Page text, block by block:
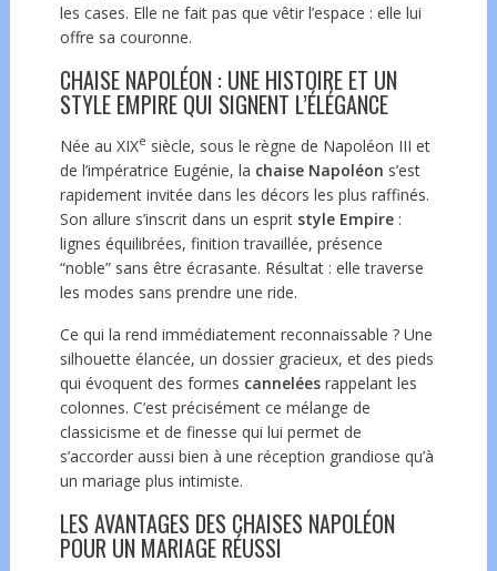
les cases. Elle ne fait pas que vêtir l’espace : elle lui
offre sa couronne.
CHAISE NAPOLÉON : UNE HISTOIRE ET UN
STYLE EMPIRE QUI SIGNENT L’ÉLÉGANCE
Née au XIXe siècle, sous le règne de Napoléon III et
de l’impératrice Eugénie, la chaise Napoléon s’est
rapidement invitée dans les décors les plus raffinés.
Son allure s’inscrit dans un esprit style Empire:
lignes équilibrées, finition travaillée, présence
“noble” sans être écrasante. Résultat : elle traverse
les modes sans prendre une ride.
Ce qui la rend immédiatement reconnaissable ? Une
silhouette élancée, un dossier gracieux, et des pieds
qui évoquent des formes canneléesrappelant les
colonnes. C’est précisément ce mélange de
classicisme et de finesse qui lui permet de
s’accorder aussi bien à une réception grandiose qu’à
un mariage plus intimiste.
LES AVANTAGES DES CHAISES NAPOLÉON
POUR UN MARIAGE RÉUSSI